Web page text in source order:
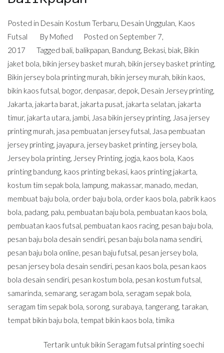
Posted in Desain Kostum Terbaru, Desain Unggulan, Kaos
Futsal
By Mofied Posted onSeptember 7,
2017
Tagged bali, balikpapan, Bandung, Bekasi, biak, Bikin
jaket bola, bikin jersey basket murah, bikin jersey basket printing,
Bikin jersey bola printing murah, bikin jersey murah, bikin kaos,
bikin kaos futsal, bogor, denpasar, depok, Desain Jersey printing,
Jakarta, jakarta barat, jakarta pusat, jakarta selatan, jakarta
timur, jakarta utara, jambi, Jasa bikin jersey printing, Jasa jersey
printing murah, jasa pembuatan jersey futsal, Jasa pembuatan
jersey printing, jayapura, jersey basket printing, jersey bola,
Jersey bola printing, Jersey Printing, jogja, kaos bola, Kaos
printing bandung, kaos printing bekasi, kaos printing jakarta,
kostum tim sepak bola, lampung, makassar, manado, medan,
membuat baju bola, order baju bola, order kaos bola, pabrik kaos
bola, padang, palu, pembuatan baju bola, pembuatan kaos bola,
pembuatan kaos futsal, pembuatan kaos racing, pesan baju bola,
pesan baju bola desain sendiri, pesan baju bola nama sendiri,
pesan baju bola online, pesan baju futsal, pesan jersey bola,
pesan jersey bola desain sendiri, pesan kaos bola, pesan kaos
bola desain sendiri, pesan kostum bola, pesan kostum futsal,
samarinda, semarang, seragam bola, seragam sepak bola,
seragam tim sepak bola, sorong, surabaya, tangerang, tarakan,
tempat bikin baju bola, tempat bikin kaos bola, timika
Tertarik untuk bikin Seragam futsal printing soechi